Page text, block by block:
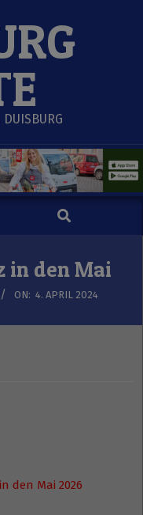
Search
in den Mai
ON: 4. APRIL 2024
den Mai 2026